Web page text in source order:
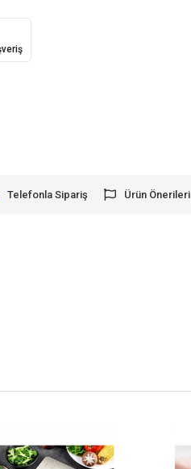
Telefonla Sipariş Ürün Önerileri